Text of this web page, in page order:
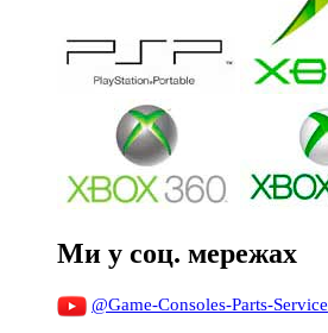
Ми у соц. мережах
@Game-Consoles-Parts-Service